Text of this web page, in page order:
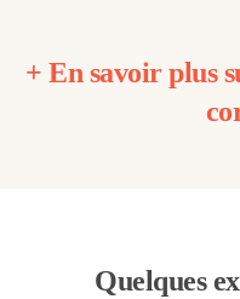
+ En savoir plus
Quelques